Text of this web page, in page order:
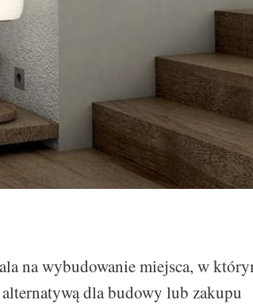
na wybudowanie miejsca, w
dla budowy lub zakupu